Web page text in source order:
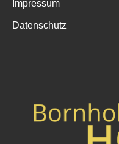
Impressum
Datenschutz